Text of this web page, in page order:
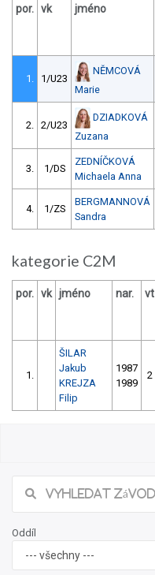
por. vk jméno
1. 1/U23
NĚMCOVÁ
Marie
2. 2/U23
DZIADKOVÁ
Zuzana
3. 1/DS
ZEDNÍČKOVÁ
Michaela Anna
4. 1/ZS
BERGMANNOVÁ
Sandra
kategorie C2M
por. vk jméno nar. vt
1.
ŠILAR
Jakub
KREJZA
Filip
1987
1989
2
Oddíl